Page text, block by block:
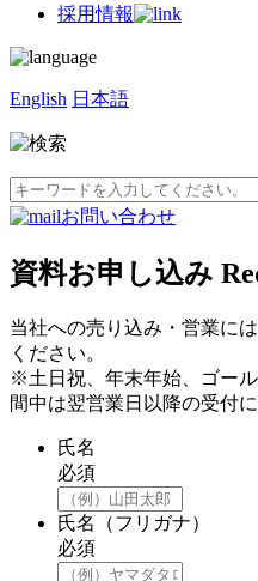
採用情報
English 日本語
お問い合わせ
資料お申し込み
当社への売り込み・営業に
ください。
※土日祝、年末年始、ゴー
間中は翌営業日以降の受付に
氏名
必須
氏名（フリガナ）
必須